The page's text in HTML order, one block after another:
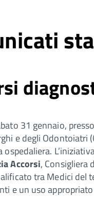
31 gennaio,
e degli Odontoiatri
ospedaliera.
Accorsi, Consigliera
tra Medici del
e un uso